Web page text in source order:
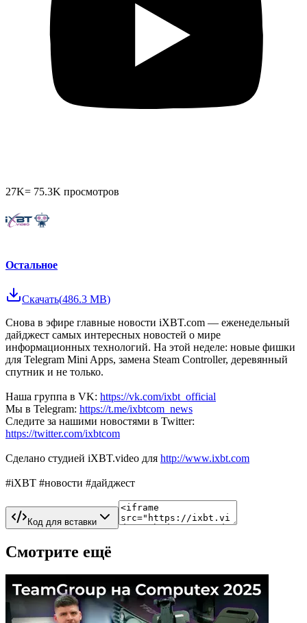
27K= 75.3K просмотров
Остальное
Скачать(486.3 MB)
Снова в эфире главные новости iXBT.com — еженедельный
дайджест самых интересных новостей о мире
информационных технологий. На этой неделе: новые фишки
для Telegram Mini Apps, замена Steam Controller, деревянный
спутник и не только.
Наша группа в VK: https://vk.com/ixbt_official
Мы в Telegram: https://t.me/ixbtcom_news
Следите за нашими новостями в Twitter:
https://twitter.com/ixbtcom
Сделано студией iXBT.video для http://www.ixbt.com
#iXBT #новости #дайджест
Код для вставки
Смотрите ещё